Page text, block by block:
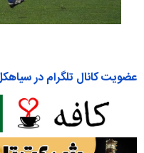
عضویت کانال تلگرام در